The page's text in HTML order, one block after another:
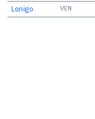
VEN
Lonigo